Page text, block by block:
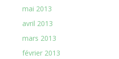
mai 2013
avril 2013
mars 2013
février 2013